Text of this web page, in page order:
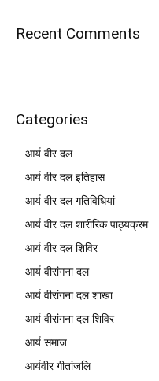
Recent Comments
Categories
आर्य वीर दल
आर्य वीर दल इतिहास
आर्य वीर दल गतिविधियां
आर्य वीर दल शारीरिक पाठ्यक्रम
आर्य वीर दल शिविर
आर्य वीरांगना दल
आर्य वीरांगना दल शाखा
आर्य वीरांगना दल शिविर
आर्य समाज
आर्यवीर गीतांजलि